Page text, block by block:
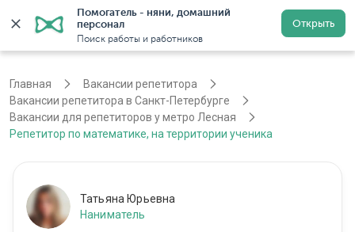
Помогатель - няни, домашний
персонал
Поиск работы и работников
Открыть
Санкт-Петербург Регистрация
Главная
Вакансии репетитора
Вакансии репетитора в Санкт-Петербурге
Вакансии для репетиторов у метро Лесная
Репетитор по математике, на территории ученика
Татьяна Юрьевна
Наниматель